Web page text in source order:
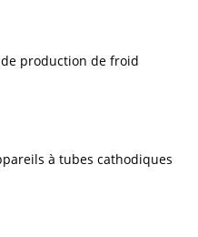
production de froid
à tubes cathodiques